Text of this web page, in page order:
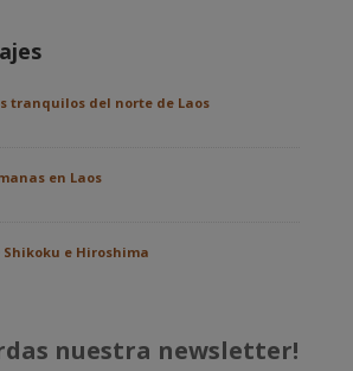
tranquilos del norte de Laos
en Laos
Shikoku e Hiroshima
nuestra newsletter!